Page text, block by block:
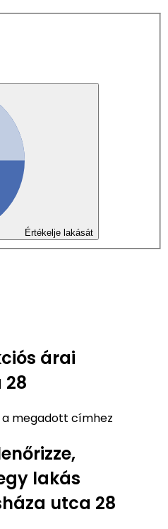
Értékelje lakását
árai
megadott címhez
lakás
utca 28